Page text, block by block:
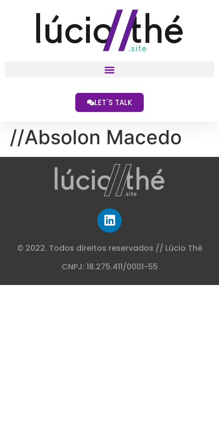
LET´S TALK
//Absolon Macedo
© 2022. Todos direitos reservados // Lúcio Thé
CNPJ: 18.275.411/0001-55